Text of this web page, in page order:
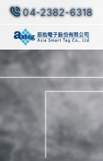
04-2382-6318